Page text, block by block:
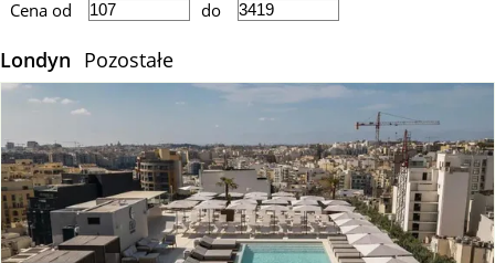
Cena od do
Londyn Pozostałe